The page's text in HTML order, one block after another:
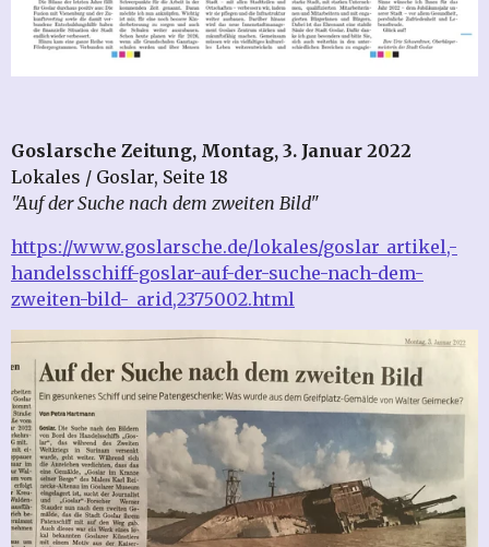
Goslarsche Zeitung, Montag, 3. Januar 2022
Lokales / Goslar, Seite 18
"Auf der Suche nach dem zweiten Bild"
https://www.goslarsche.de/lokales/goslar_artikel,-
handelsschiff-goslar-auf-der-suche-nach-dem-
zweiten-bild-_arid,2375002.html